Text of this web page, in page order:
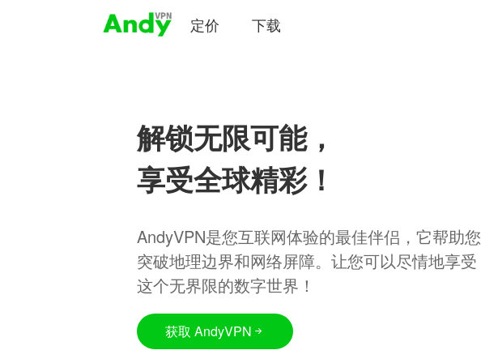
定价 下载
解锁无限可能，
享受全球精彩！
AndyVPN是您互联网体验的最佳伴侣，它帮助您
突破地理边界和网络屏障。让您可以尽情地享受
这个无界限的数字世界！
获取 AndyVPN